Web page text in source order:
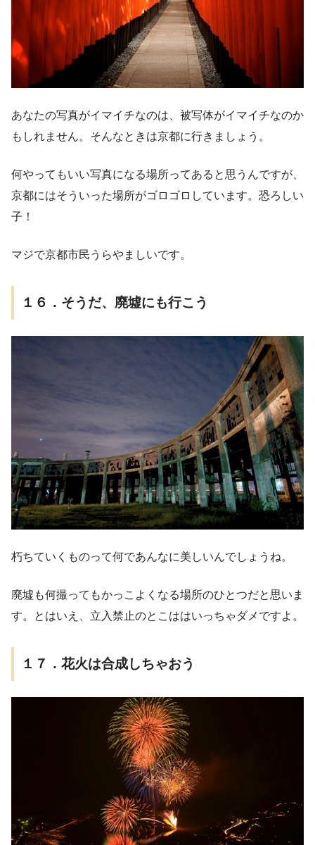
あなたの写真がイマイチなのは、被写体がイマイチなのか
もしれません。そんなときは京都に行きましょう。
何やってもいい写真になる場所ってあると思うんですが、
京都にはそういった場所がゴロゴロしています。恐ろしい
子！
マジで京都市民うらやましいです。
１６．そうだ、廃墟にも行こう
朽ちていくものって何であんなに美しいんでしょうね。
廃墟も何撮ってもかっこよくなる場所のひとつだと思いま
す。とはいえ、立入禁止のとこははいっちゃダメですよ。
１７．花火は合成しちゃおう